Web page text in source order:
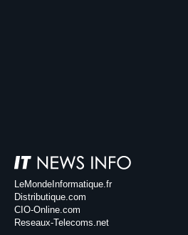
LeMondeInformatique.fr
Distributique.com
CIO-Online.com
Reseaux-Telecoms.net